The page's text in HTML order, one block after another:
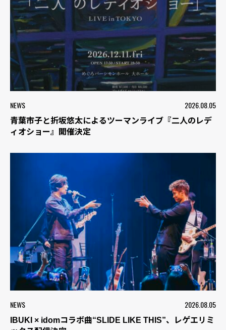
NEWS 2026.08.05
青葉市子と折坂悠太によるツーマンライブ『二人のレデ
ィオショー』開催決定
NEWS 2026.08.05
IBUKI × idomコラボ曲“SLIDE LIKE THIS”、レゲエリミ